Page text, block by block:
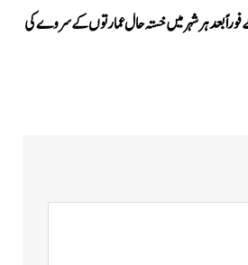
بعد ہر شہر میں خستہ حال عمارتوں کے سروے کی